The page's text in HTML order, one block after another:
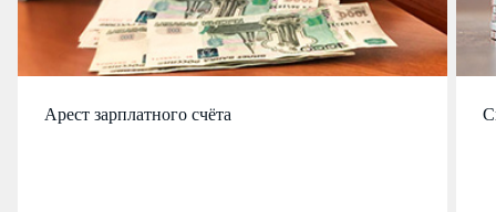
Арест зарплатного счёта